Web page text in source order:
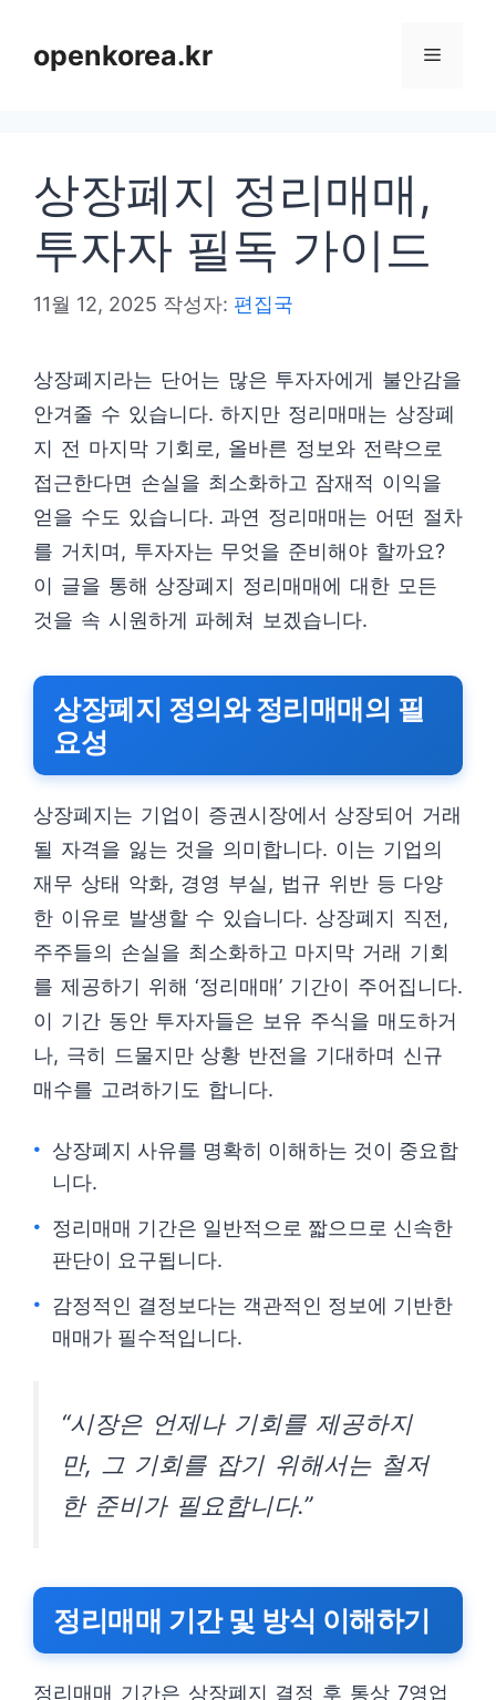
openkorea.kr 메
상장폐지 정리매매,
투자자 필독 가이드
11월 12, 2025 작성자: 편집국
상장폐지라는 단어는 많은 투자자에게 불안감을
안겨줄 수 있습니다. 하지만 정리매매는 상장폐
지 전 마지막 기회로, 올바른 정보와 전략으로
접근한다면 손실을 최소화하고 잠재적 이익을
얻을 수도 있습니다. 과연 정리매매는 어떤 절차
를 거치며, 투자자는 무엇을 준비해야 할까요?
이 글을 통해 상장폐지 정리매매에 대한 모든
것을 속 시원하게 파헤쳐 보겠습니다.
상장폐지 정의와 정리매매의 필
요성
상장폐지는 기업이 증권시장에서 상장되어 거래
될 자격을 잃는 것을 의미합니다. 이는 기업의
재무 상태 악화, 경영 부실, 법규 위반 등 다양
한 이유로 발생할 수 있습니다. 상장폐지 직전,
주주들의 손실을 최소화하고 마지막 거래 기회
를 제공하기 위해 ‘정리매매’ 기간이 주어집니다.
이 기간 동안 투자자들은 보유 주식을 매도하거
나, 극히 드물지만 상황 반전을 기대하며 신규
매수를 고려하기도 합니다.
상장폐지 사유를 명확히 이해하는 것이 중요합
니다.
정리매매 기간은 일반적으로 짧으므로 신속한
판단이 요구됩니다.
감정적인 결정보다는 객관적인 정보에 기반한
매매가 필수적입니다.
“시장은 언제나 기회를 제공하지
만, 그 기회를 잡기 위해서는 철저
한 준비가 필요합니다.”
정리매매 기간 및 방식 이해하기
정리매매 기간은 상장폐지 결정 후 통상 7영업